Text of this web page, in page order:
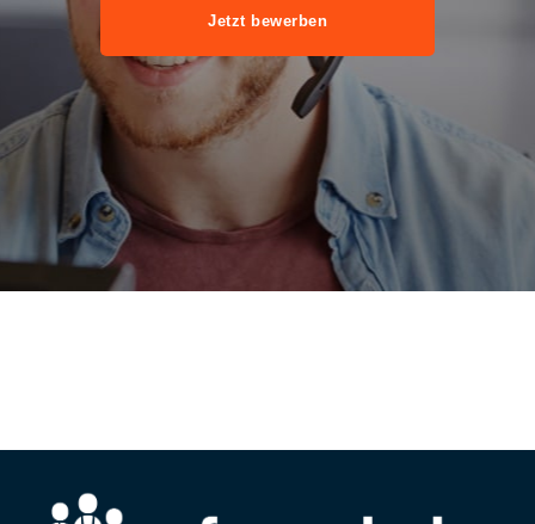
Jetzt bewerben